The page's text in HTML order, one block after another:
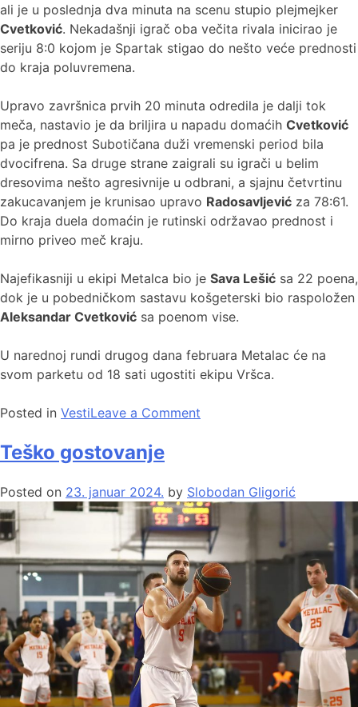
ali je u poslednja dva minuta na scenu stupio plejmejker
Cvetković. Nekadašnji igrač oba večita rivala inicirao je
seriju 8:0 kojom je Spartak stigao do nešto veće prednosti
do kraja poluvremena.
Upravo završnica prvih 20 minuta odredila je dalji tok
meča, nastavio je da briljira u napadu domaćih Cvetković
pa je prednost Subotičana duži vremenski period bila
dvocifrena. Sa druge strane zaigrali su igrači u belim
dresovima nešto agresivnije u odbrani, a sjajnu četvrtinu
zakucavanjem je krunisao upravo Radosavljević za 78:61.
Do kraja duela domaćin je rutinski održavao prednost i
mirno priveo meč kraju.
Najefikasniji u ekipi Metalca bio je Sava Lešić sa 22 poena,
dok je u pobedničkom sastavu košgeterski bio raspoložen
Aleksandar Cvetković sa poenom vise.
U narednoj rundi drugog dana februara Metalac će na
svom parketu od 18 sati ugostiti ekipu Vršca.
Posted in VestiLeave a Comment
Teško gostovanje
Posted on 23. januar 2024. by Slobodan Gligorić